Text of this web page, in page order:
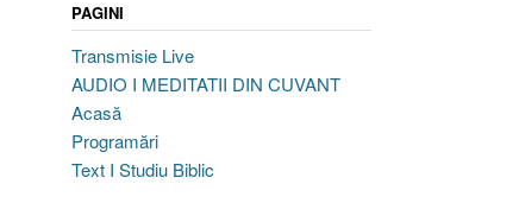
PAGINI
Transmisie Live
AUDIO I MEDITATII DIN CUVANT
Acasă
Programări
Text I Studiu Biblic